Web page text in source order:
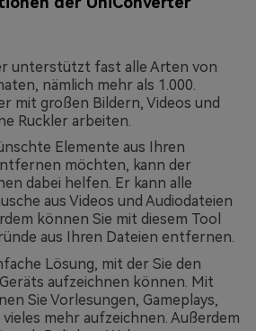
unterstützt fast alle Arten von
nämlich mehr als 1.000.
mit großen Bildern, Videos und
Ruckler arbeiten.
Elemente aus Ihren
möchten, kann der
dabei helfen. Er kann alle
aus Videos und Audiodateien
können Sie mit diesem Tool
aus Ihren Dateien entfernen.
Lösung, mit der Sie den
aufzeichnen können. Mit
Sie Vorlesungen, Gameplays,
mehr aufzeichnen. Außerdem